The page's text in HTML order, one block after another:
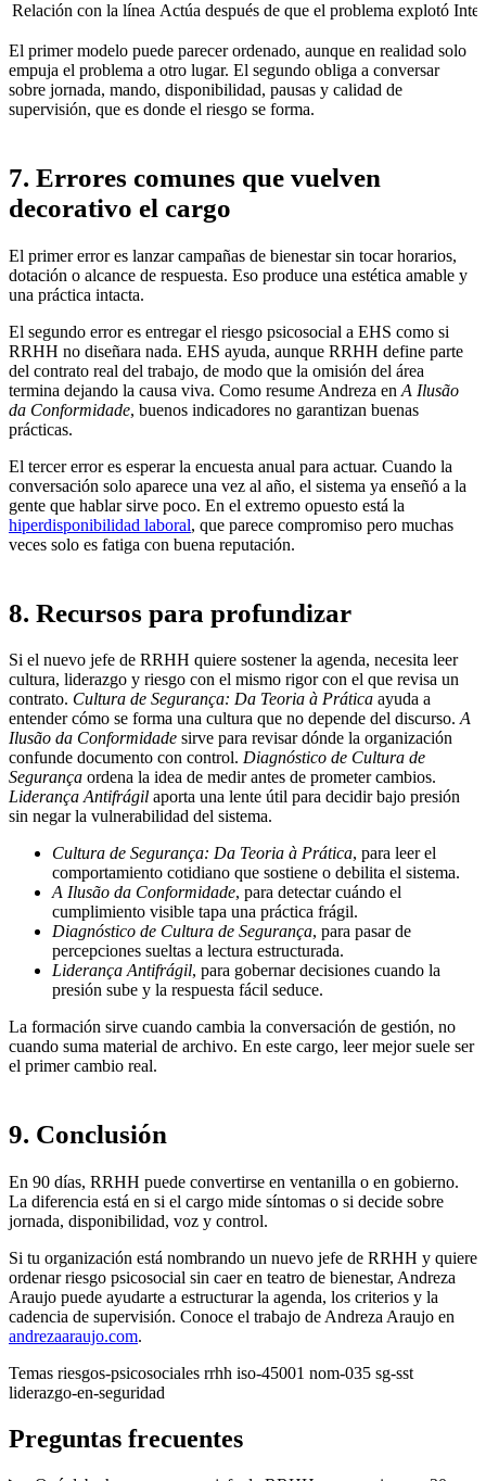
Relación con la línea Actúa después de que el problema explotó
El primer modelo puede parecer ordenado, aunque en realidad solo
empuja el problema a otro lugar. El segundo obliga a conversar
sobre jornada, mando, disponibilidad, pausas y calidad de
supervisión, que es donde el riesgo se forma.
7. Errores comunes que vuelven
decorativo el cargo
El primer error es lanzar campañas de bienestar sin tocar horarios,
dotación o alcance de respuesta. Eso produce una estética amable y
una práctica intacta.
El segundo error es entregar el riesgo psicosocial a EHS como si
RRHH no diseñara nada. EHS ayuda, aunque RRHH define parte
del contrato real del trabajo, de modo que la omisión del área
termina dejando la causa viva. Como resume Andreza en A Ilusão
da Conformidade, buenos indicadores no garantizan buenas
prácticas.
El tercer error es esperar la encuesta anual para actuar. Cuando la
conversación solo aparece una vez al año, el sistema ya enseñó a la
gente que hablar sirve poco. En el extremo opuesto está la
hiperdisponibilidad laboral, que parece compromiso pero muchas
veces solo es fatiga con buena reputación.
8. Recursos para profundizar
Si el nuevo jefe de RRHH quiere sostener la agenda, necesita leer
cultura, liderazgo y riesgo con el mismo rigor con el que revisa un
contrato. Cultura de Segurança: Da Teoria à Prática ayuda a
entender cómo se forma una cultura que no depende del discurso. A
Ilusão da Conformidade sirve para revisar dónde la organización
confunde documento con control. Diagnóstico de Cultura de
Segurança ordena la idea de medir antes de prometer cambios.
Liderança Antifrágil aporta una lente útil para decidir bajo presión
sin negar la vulnerabilidad del sistema.
Cultura de Segurança: Da Teoria à Prática, para leer el
comportamiento cotidiano que sostiene o debilita el sistema.
A Ilusão da Conformidade, para detectar cuándo el
cumplimiento visible tapa una práctica frágil.
Diagnóstico de Cultura de Segurança, para pasar de
percepciones sueltas a lectura estructurada.
Liderança Antifrágil, para gobernar decisiones cuando la
presión sube y la respuesta fácil seduce.
La formación sirve cuando cambia la conversación de gestión, no
cuando suma material de archivo. En este cargo, leer mejor suele ser
el primer cambio real.
9. Conclusión
En 90 días, RRHH puede convertirse en ventanilla o en gobierno.
La diferencia está en si el cargo mide síntomas o si decide sobre
jornada, disponibilidad, voz y control.
Si tu organización está nombrando un nuevo jefe de RRHH y quiere
ordenar riesgo psicosocial sin caer en teatro de bienestar, Andreza
Araujo puede ayudarte a estructurar la agenda, los criterios y la
cadencia de supervisión. Conoce el trabajo de Andreza Araujo en
andrezaaraujo.com.
Temas riesgos-psicosociales rrhh iso-45001 nom-035 sg-sst
liderazgo-en-seguridad
Preguntas frecuentes